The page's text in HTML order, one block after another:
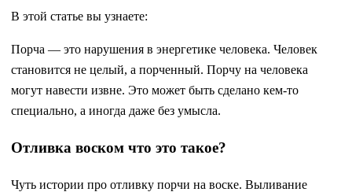
В этой статье вы узнаете:
Порча — это нарушения в энергетике человека. Человек
становится не целый, а порченный. Порчу на человека
могут навести извне. Это может быть сделано кем-то
специально, а иногда даже без умысла.
Отливка воском что это такое?
Чуть истории про отливку порчи на воске. Выливание